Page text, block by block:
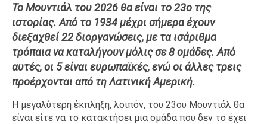
Xmas
LIFE
Food
Body+Mind
Ταξίδια
Style
Το Μουντιάλ του 2026 θα είναι το 23ο της
ιστορίας. Από το 1934 μέχρι σήμερα έχουν
διεξαχθεί 22 διοργανώσεις, με τα ισάριθμα
τρόπαια να καταλήγουν μόλις σε 8 ομάδες. Από
αυτές, οι 5 είναι ευρωπαϊκές, ενώ οι άλλες τρεις
προέρχονται από τη Λατινική Αμερική.
Η μεγαλύτερη έκπληξη, λοιπόν, του 23ου Μουντιάλ θα
είναι είτε να το κατακτήσει μια ομάδα που δεν το έχει